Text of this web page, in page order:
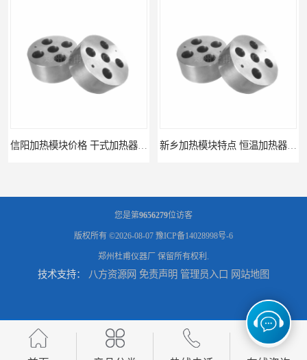
新乡加热模块报价 恒温加热器
濮阳加热模块批发 干烧金属浴 河南加热模块价格 干式加热器
您是第9656279位访客
版权所有 ©2026-08-07 豫ICP备14028998号-6
郑州杜甫仪器厂 保留所有权利.
技术支持： 八方资源网 免责声明 管理员入口 网站地图